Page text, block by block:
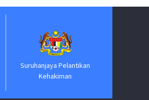
Suruhanjaya Pelantikan
Kehakiman